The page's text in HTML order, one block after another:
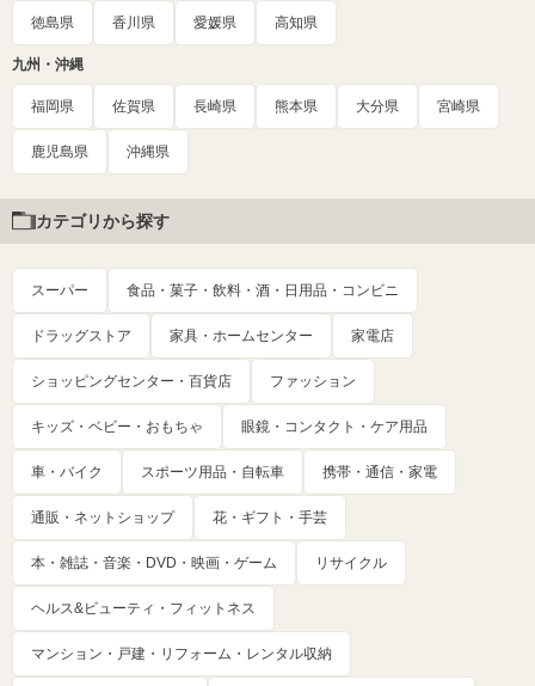
徳島県 香川県 愛媛県 高知県
九州・沖縄
福岡県 佐賀県 長崎県 熊本県 大分県 宮崎県
鹿児島県 沖縄県
カテゴリから探す
スーパー 食品・菓子・飲料・酒・日用品・コンビニ
ドラッグストア 家具・ホームセンター 家電店
ショッピングセンター・百貨店 ファッション
キッズ・ベビー・おもちゃ 眼鏡・コンタクト・ケア用品
車・バイク スポーツ用品・自転車 携帯・通信・家電
通販・ネットショップ 花・ギフト・手芸
本・雑誌・音楽・DVD・映画・ゲーム リサイクル
ヘルス&ビューティ・フィットネス
マンション・戸建・リフォーム・レンタル収納